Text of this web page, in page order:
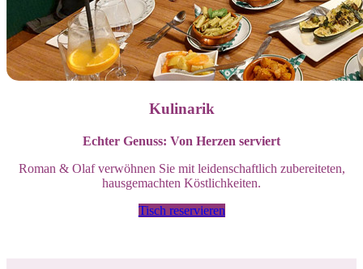
Kulinarik
Echter Genuss: Von Herzen serviert
Roman & Olaf verwöhnen Sie mit leidenschaftlich zubereiteten,
hausgemachten Köstlichkeiten.
Tisch reservieren